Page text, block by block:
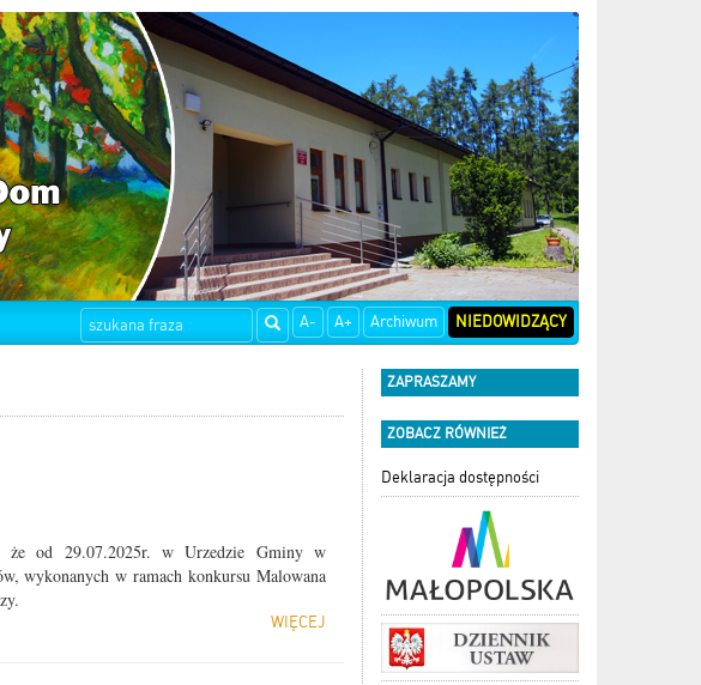
A- A+ Archiwum NIEDOWIDZĄCY
że od 29.07.2025r. w Urzedzie Gminy w
wykonanych w ramach konkursu Malowana
WIĘCEJ
ZAPRASZAMY
ZOBACZ RÓWNIEŻ
Deklaracja dostępności